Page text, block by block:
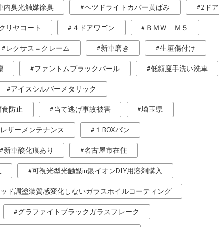
内臭光触媒徐臭 ヘツドライトカバー黄ばみ 2ドア
リヤコート ４ドアワゴン ＢＭＷ Ｍ５
レクサス＝クレーム 新車磨き 生垣傷付け
ファントムブラックパール 低頻度手洗い洗車
アイスシルバーメタリック
防止 当て逃げ事故被害 埼玉県
レザーメンテナンス １BOXバン
新車酸化痕あり 名古屋市在住
可視光型光触媒in銀イオンDIY用溶剤購入
ド調塗装質感変化しないガラスホイルコーティング
グラファイトブラックガラスフレーク